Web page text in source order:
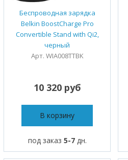
Беспроводная зарядка
Belkin BoostCharge Pro
Convertible Stand with Qi2,
черный
Арт. WIA008TTBK
10 320 руб
В корзину
под заказ 5-7дн.